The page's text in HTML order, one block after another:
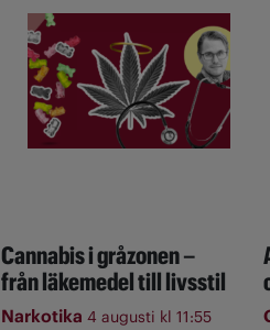
Cannabis i gråzonen –
från läkemedel till livsstil
Narkotika 4 augusti kl 11:55